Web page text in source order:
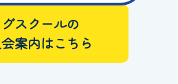
スクールの
案内はこちら